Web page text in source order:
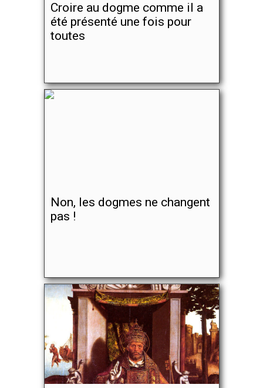
Croire au dogme comme il a
été présenté une fois pour
toutes
Non, les dogmes ne changent
pas !